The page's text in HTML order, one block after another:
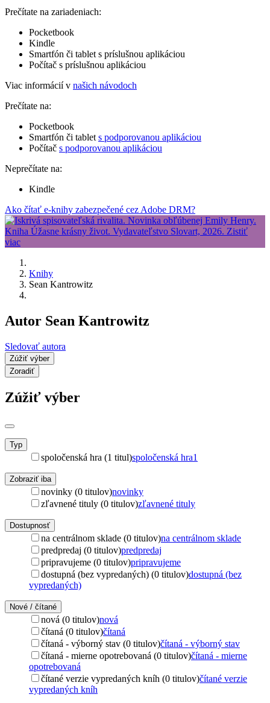
Prečítate na zariadeniach:
Pocketbook
Kindle
Smartfón či tablet s príslušnou aplikáciou
Počítač s príslušnou aplikáciou
Viac informácií v našich návodoch
Prečítate na:
Pocketbook
Smartfón či tablet s podporovanou aplikáciou
Počítač s podporovanou aplikáciou
Neprečítate na:
Kindle
Ako čítať e-knihy zabezpečené cez Adobe DRM?
Knihy
Sean Kantrowitz
Autor Sean Kantrowitz
Sledovať autora
Zúžiť výber
Zoradiť
Zúžiť výber
Typ
spoločenská hra (1 titul)spoločenská hra1
Zobraziť iba
novinky (0 titulov)novinky
zľavnené tituly (0 titulov)zľavnené tituly
Dostupnosť
na centrálnom sklade (0 titulov)na centrálnom sklade
predpredaj (0 titulov)predpredaj
pripravujeme (0 titulov)pripravujeme
dostupná (bez vypredaných) (0 titulov)dostupná (bez
vypredaných)
Nové / čítané
nová (0 titulov)nová
čítaná (0 titulov)čítaná
čítaná - výborný stav (0 titulov)čítaná - výborný stav
čítaná - mierne opotrebovaná (0 titulov)čítaná - mierne
opotrebovaná
čítané verzie vypredaných kníh (0 titulov)čítané verzie
vypredaných kníh